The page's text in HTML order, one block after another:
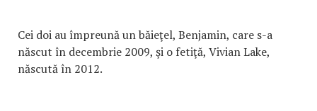
Cei doi au împreună un băieţel, Benjamin, care s-a
născut în decembrie 2009, şi o fetiţă, Vivian Lake,
născută în 2012.